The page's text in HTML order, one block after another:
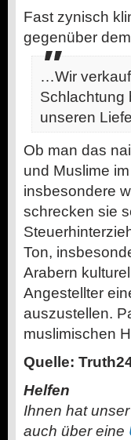
Fast zynisch
gegenüber
…Wir
Schlachtung
unseren
Ob man das
und Muslime
insbesondere
schrecken sie
Ton,
Arabern
Angestellter
auszustellen.
muslimischen
Quelle:
Helfen
Ihnen hat
auch über eine